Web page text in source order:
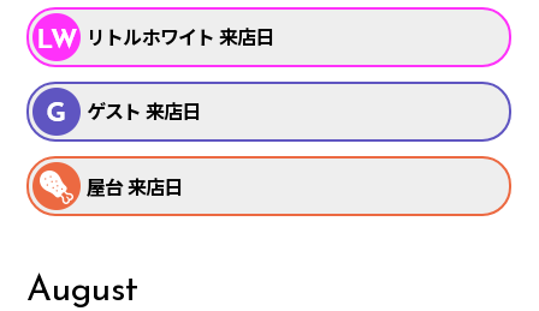
リトルホワイト 来店日
ゲスト 来店日
屋台 来店日
August